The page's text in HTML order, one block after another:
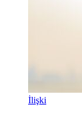
İlişki